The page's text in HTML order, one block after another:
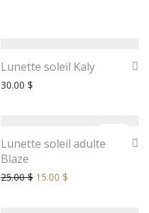
Lunette soleil Kaly
30.00 $
Lunette soleil adulte
Blaze
25.00$ 15.00 $